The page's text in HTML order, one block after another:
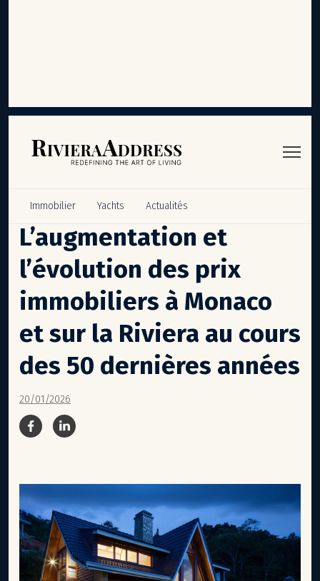
Immobilier Yachts Actualités
L’augmentation et
l’évolution des prix
immobiliers à Monaco
et sur la Riviera au cours
des 50 dernières années
20/01/2026